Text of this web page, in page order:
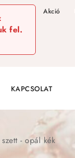
fel.
Akció
KAPCSOLAT
- opál kék